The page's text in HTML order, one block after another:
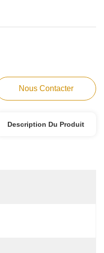
Nous Contacter
Description Du Produit